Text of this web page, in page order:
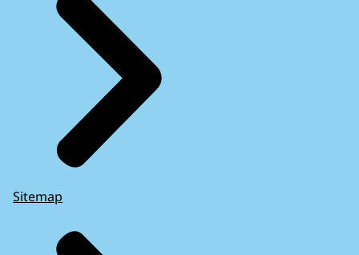
Sitemap